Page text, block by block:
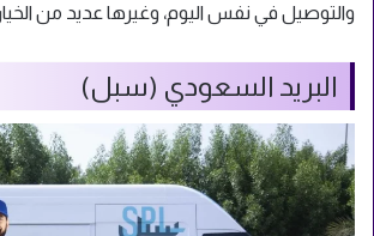
والتوصيل في نفس اليوم، وغيرها عديد من
البريد السعودي (سبل)